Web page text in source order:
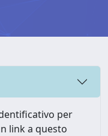
per
link a questo